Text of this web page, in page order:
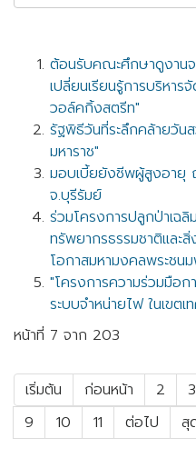
ต้อนรับคณะศึกษาดูงานจ
เปลี่ยนเรียนรู้การบริหาร
วอล์คกิ้งสตรีท"
รัฐพิธีวันที่ระลึกคล้ายวัน
มหาราช"
มอบเบี้ยยังชีพผู้สูงอายุ
จ.บุรีรัมย์
ร่วมโครงการปลูกป่าเฉ
ทรัพยากรธรรมชาติและ
โอกาสมหามงคลพระช
"โครงการความร่วมมือก
ระบบจำหน่ายไฟ ในเขต
หน้าที่ 7 จาก 203
เริ่มต้น ก่อนหน้า 2 3
9
10 11 ต่อไป สุ